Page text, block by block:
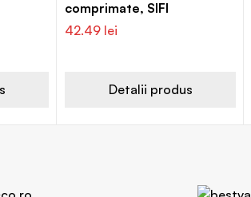
comprimate, SIFI
42.49 lei
Detalii produs